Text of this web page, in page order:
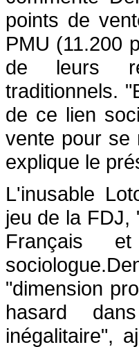
points de
PMU (11.200
de leurs
traditionnels.
de ce lien
vente pour se
explique le
L'inusable
jeu de la FDJ,
Français
"dimension
hasard
inégalitaire",